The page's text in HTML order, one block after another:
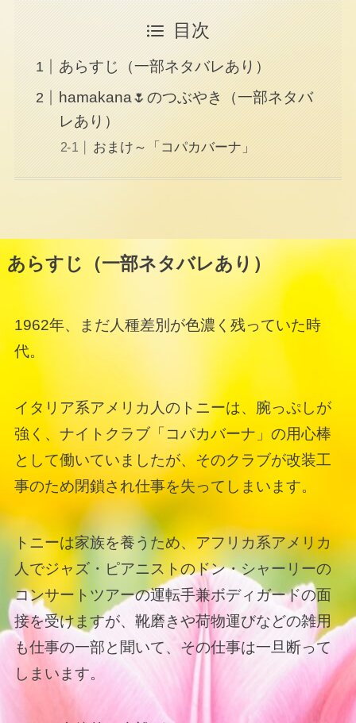
目次
あらすじ（一部ネタバレあり）
hamakana🌷のつぶやき（一部ネタバ
レあり）
おまけ～「コパカバーナ」
あらすじ（一部ネタバレあり）
1962年、まだ人種差別が色濃く残っていた時
代。
イタリア系アメリカ人のトニーは、腕っぷしが
強く、ナイトクラブ「コパカバーナ」の用心棒
として働いていましたが、そのクラブが改装工
事のため閉鎖され仕事を失ってしまいます。
トニーは家族を養うため、アフリカ系アメリカ
人でジャズ・ピアニストのドン・シャーリーの
コンサートツアーの運転手兼ボディガードの面
接を受けますが、靴磨きや荷物運びなどの雑用
も仕事の一部と聞いて、その仕事は一旦断って
しまいます。